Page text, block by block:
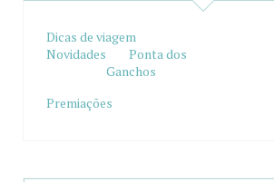
Dicas de viagem
Novidades
Ponta dos
Ganchos
Premiações